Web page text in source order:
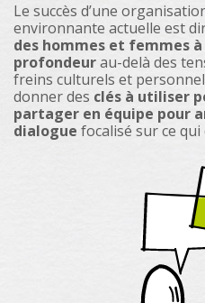
Le succès d’une
environnante actuelle est
des hommes et femmes
profondeurau-delà des
freins culturels et
donner des clés à utiliser
partager en équipe pour
dialogue focalisé sur ce